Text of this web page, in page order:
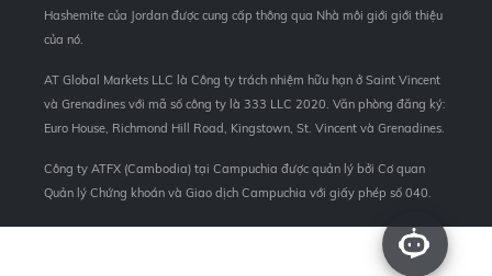
Hashemite của Jordan được cung cấp thông qua Nhà môi giới giới thiệu
của nó.
AT Global Markets LLC là Công ty trách nhiệm hữu hạn ở Saint Vincent
và Grenadines với mã số công ty là 333 LLC 2020. Văn phòng đăng ký:
Euro House, Richmond Hill Road, Kingstown, St. Vincent và Grenadines.
Công ty ATFX (Cambodia) tại Campuchia được quản lý bởi Cơ quan
Quản lý Chứng khoán và Giao dịch Campuchia với giấy phép số 040.